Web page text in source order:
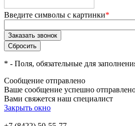
Введите символы с картинки*
* - Поля, обязательные для
Сообщение отправлено
Ваше сообщение успешно
Вами свяжется наш специалист
Закрыть окно